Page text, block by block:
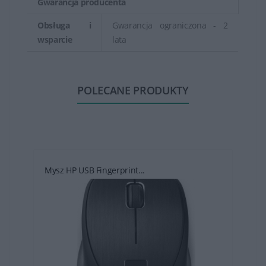
Obsługa i
wsparcie
Gwarancja ograniczona - 2
lata
POLECANE PRODUKTY
Mysz HP USB Fingerprint...